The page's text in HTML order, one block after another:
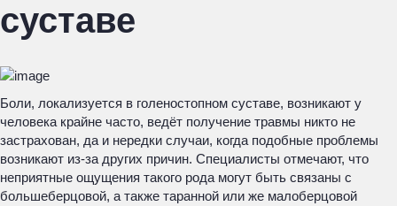
суставе
Боли, локализуется в голеностопном суставе, возникают у
человека крайне часто, ведёт получение травмы никто не
застрахован, да и нередки случаи, когда подобные проблемы
возникают из-за других причин. Специалисты отмечают, что
неприятные ощущения такого рода могут быть связаны с
большеберцовой, а также таранной или же малоберцовой